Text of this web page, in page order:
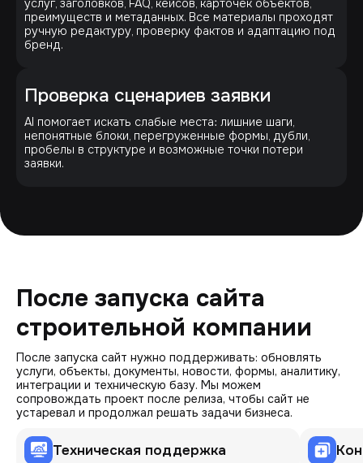
услуг, заголовков, FAQ, кейсов, карточек объектов,
преимуществ и метаданных. Все материалы проходят
ручную редактуру, проверку фактов и адаптацию под
бренд.
Проверка сценариев заявки
AI помогает искать слабые места: лишние шаги,
непонятные блоки, перегруженные формы, дубли,
пробелы в структуре и возможные точки потери
заявки.
После запуска сайта
строительной компании
После запуска сайт нужно поддерживать: обновлять
услуги, объекты, документы, новости, формы, аналитику,
интеграции и техническую базу. Мы можем
сопровождать проект после релиза, чтобы сайт не
устаревал и продолжал решать задачи бизнеса.
Техническая поддержка